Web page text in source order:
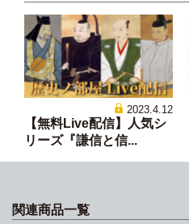
2023.4.12
【無料Live配信】人気シ
リーズ『謙信と信...
関連商品一覧